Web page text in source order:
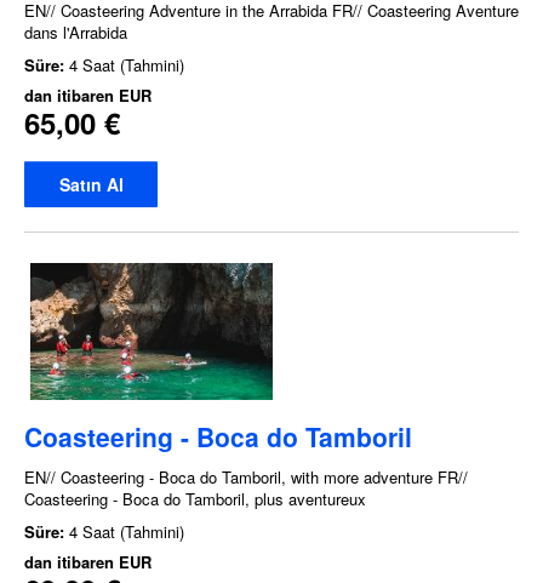
EN// Coasteering Adventure in the Arrabida FR// Coasteering Aventure
dans l'Arrabida
Süre: 4 Saat (Tahmini)
dan itibaren EUR
65,00 €
Satın Al
Coasteering - Boca do Tamboril
EN// Coasteering - Boca do Tamboril, with more adventure FR//
Coasteering - Boca do Tamboril, plus aventureux
Süre: 4 Saat (Tahmini)
dan itibaren EUR